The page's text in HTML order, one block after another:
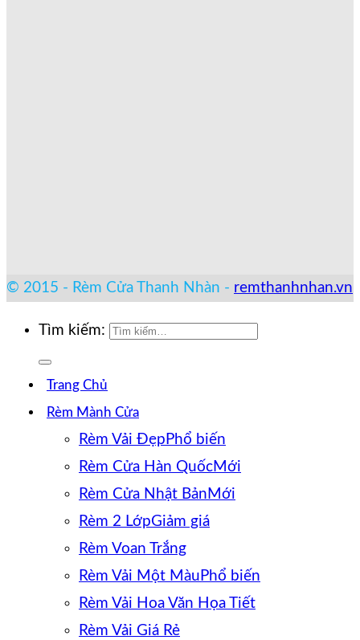
© 2015 - Rèm Cửa Thanh Nhàn - remthanhnhan.vn
Tìm kiếm:
Trang Chủ
Rèm Mành Cửa
Rèm Vải Đẹp
Rèm Cửa Hàn Quốc
Rèm Cửa Nhật Bản
Rèm 2 Lớp
Rèm Voan Trắng
Rèm Vải Một Màu
Rèm Vải Hoa Văn Họa Tiết
Rèm Vải Giá Rẻ